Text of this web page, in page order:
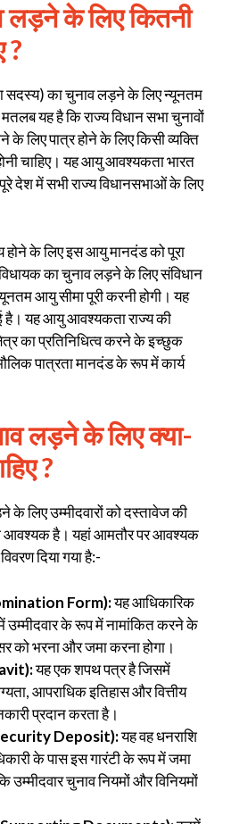
लड़ने के लिए कितनी
?
सदस्य) का चुनाव लड़ने के लिए न्यूनतम
यह है कि राज्य विधान सभा चुनावों
के लिए पात्र होने के लिए किसी व्यक्ति
चाहिए। यह आयु आवश्यकता भारत
देश में सभी राज्य विधानसभाओं के लिए
के लिए इस आयु मानदंड को पूरा
का चुनाव लड़ने के लिए संविधान
आयु सीमा पूरी करनी होगी। यह
है। यह आयु आवश्यकता राज्य की
का प्रतिनिधित्व करने के इच्छुक
पात्रता मानदंड के रूप में कार्य
लड़ने के लिए क्या-
?
लिए उम्मीदवारों को दस्तावेज की
आवश्यक है। यहां आमतौर पर आवश्यक
दिया गया है:-
Form):यह आधिकारिक
उम्मीदवार के रूप में नामांकित करने के
को भरना और जमा करना होगा।
यह एक शपथ पत्र है जिसमें
आपराधिक इतिहास और वित्तीय
प्रदान करता है।
(Security Deposit):यह वह धनराशि
के पास इस गारंटी के रूप में जमा
उम्मीदवार चुनाव नियमों और विनियमों